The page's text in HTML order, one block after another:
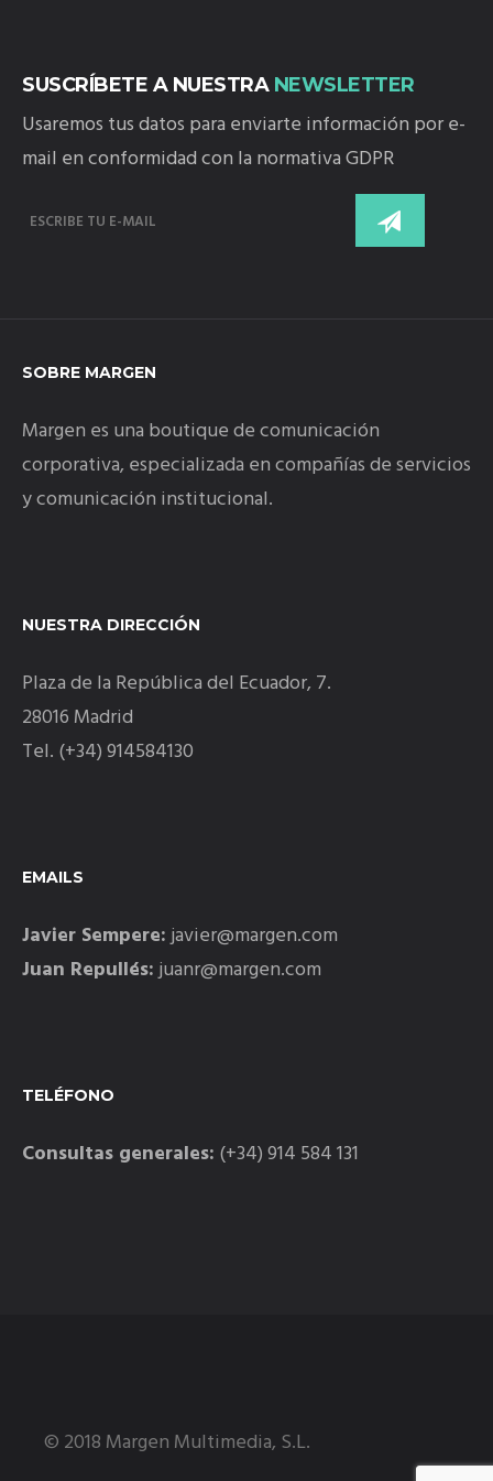
SUSCRÍBETE A NUESTRA NEWSLETTER
Usaremos tus datos para enviarte información por e-
mail en conformidad con la normativa GDPR
SOBRE MARGEN
Margen es una boutique de comunicación
corporativa, especializada en compañías de servicios
y comunicación institucional.
NUESTRA DIRECCIÓN
Plaza de la República del Ecuador, 7.
28016 Madrid
Tel. (+34) 914584130
EMAILS
Javier Sempere:javier@margen.com
Juan Repullés:juanr@margen.com
TELÉFONO
Consultas generales: (+34) 914 584 131
© 2018 Margen Multimedia, S.L.